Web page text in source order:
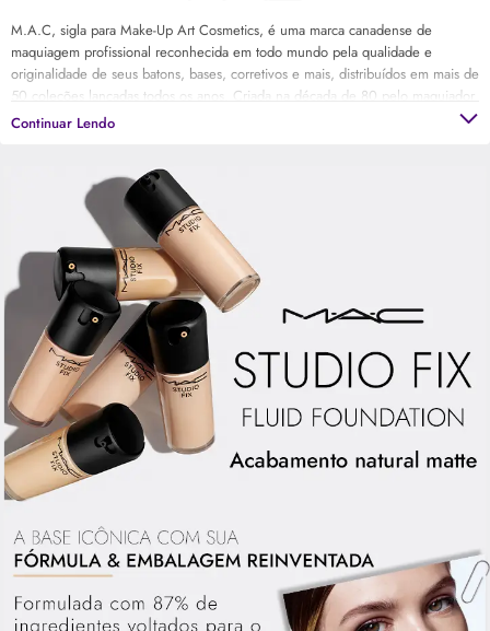
M.A.C, sigla para Make-Up Art Cosmetics, é uma marca canadense de
maquiagem profissional reconhecida em todo mundo pela qualidade e
originalidade de seus batons, bases, corretivos e mais, distribuídos em mais de
50 coleções lançadas todos os anos. Criada na década de 80 pelo maquiador
e fotógrafo Frank Toskan e o dono de salão de beleza Frank Angelo com o
e no visual das ruas com cores, texturas e acabamentos ousados e que lançam
tendência. Além de ser referência em maquiagem, M.A.C também é
reconhecida pelo seu engajamento em campanhas em prol das vítimas do
HIV/AIDS e no combate à infecção pelo mundo com o M·A·C AIDS Fund e a
campanha VIVA GLAM, que conta com o apoio de porta-vozes importantes
para a conscientização e prevenção à doença.
Continuar Lendo